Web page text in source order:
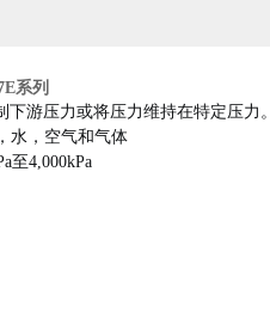
系列
下游压力或将压力维持在特定压力。
水，空气和气体
至4,000kPa